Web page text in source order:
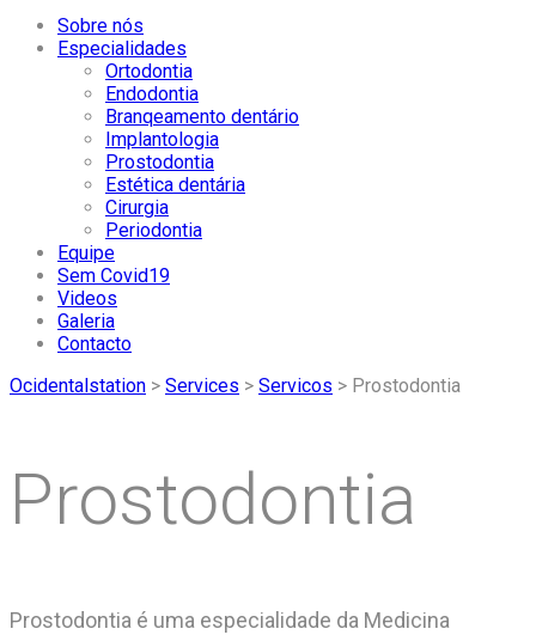
Sobre nós
Especialidades
Ortodontia
Endodontia
Branqeamento dentário
Implantologia
Prostodontia
Estética dentária
Cirurgia
Periodontia
Equipe
Sem Covid19
Videos
Galeria
Contacto
Ocidentalstation > Services > Servicos > Prostodontia
Prostodontia
Prostodontia é uma especialidade da Medicina